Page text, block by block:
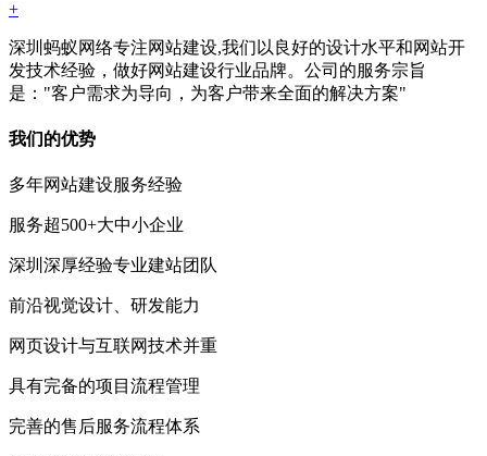
+
深圳蚂蚁网络专注网站建设,我们以良好的设计水平和网站开
发技术经验，做好网站建设行业品牌。公司的服务宗旨
是："客户需求为导向，为客户带来全面的解决方案"
我们的优势
多年网站建设服务经验
服务超500+大中小企业
深圳深厚经验专业建站团队
前沿视觉设计、研发能力
网页设计与互联网技术并重
具有完备的项目流程管理
完善的售后服务流程体系